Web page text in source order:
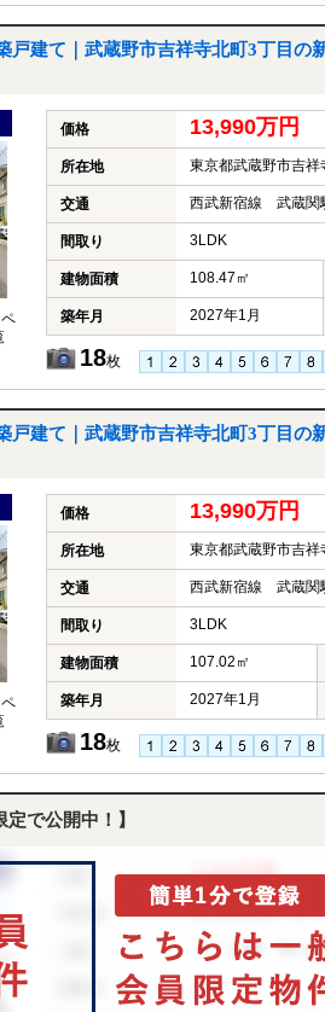
戸建て｜武蔵野市吉祥寺北町3丁目の
価格 13,990万円
所在地 東京都武蔵野市吉祥
交通 西武新宿線 武蔵
間取り 3LDK
建物面積 108.47㎡
築年月 2027年1月
18枚
戸建て｜武蔵野市吉祥寺北町3丁目の
価格 13,990万円
所在地 東京都武蔵野市吉祥
交通 西武新宿線 武蔵
間取り 3LDK
建物面積 107.02㎡
築年月 2027年1月
18枚
定で公開中！】